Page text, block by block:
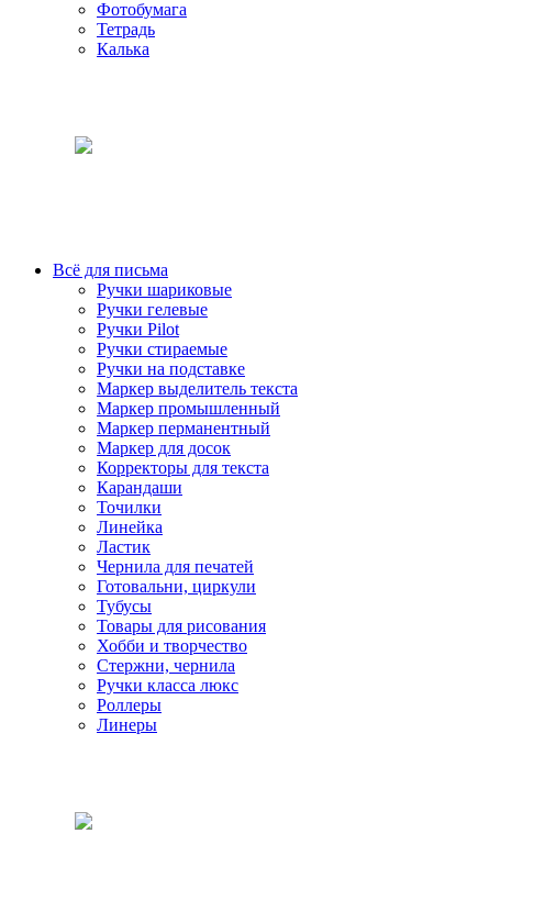
Фотобумага
Тетрадь
Калька
Всё для письма
Ручки шариковые
Ручки гелевые
Ручки Pilot
Ручки стираемые
Ручки на подставке
Маркер выделитель текста
Маркер промышленный
Маркер перманентный
Маркер для досок
Корректоры для текста
Карандаши
Точилки
Линейка
Ластик
Чернила для печатей
Готовальни, циркули
Тубусы
Товары для рисования
Хобби и творчество
Стержни, чернила
Ручки класса люкс
Роллеры
Линеры